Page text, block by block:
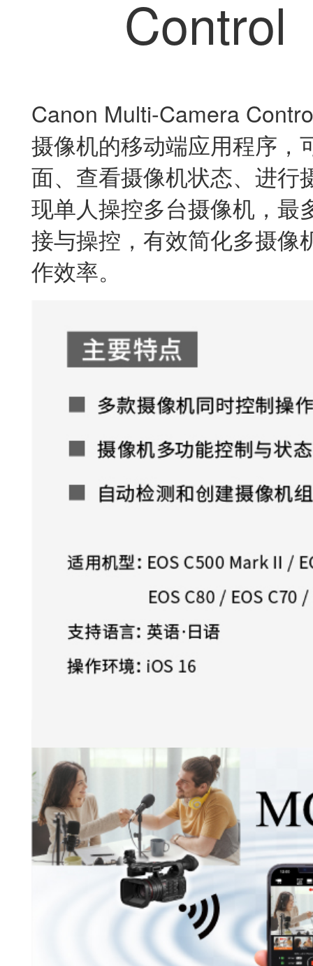
多款摄像机同时控制操作
支持操控多台摄像机状态和图像
支持同时控制多台摄像机
多种连接方式